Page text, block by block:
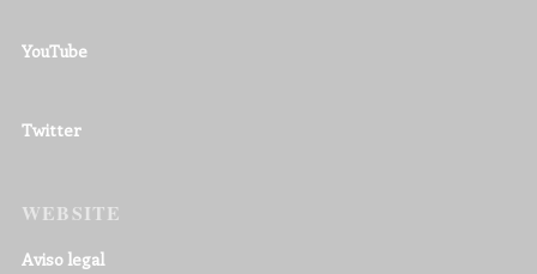
YouTube
Twitter
WEBSITE
Aviso legal